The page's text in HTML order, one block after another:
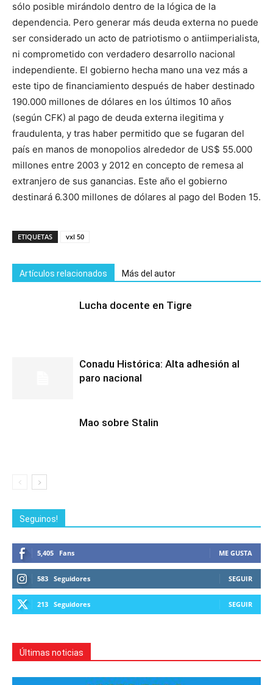
sólo posible mirándolo dentro de la lógica de la
dependencia. Pero generar más deuda externa no puede
ser considerado un acto de patriotismo o antiimperialista,
ni comprometido con verdadero desarrollo nacional
independiente. El gobierno hecha mano una vez más a
este tipo de financiamiento después de haber destinado
190.000 millones de dólares en los últimos 10 años
(según CFK) al pago de deuda externa ilegitima y
fraudulenta, y tras haber permitido que se fugaran del
país en manos de monopolios alrededor de US$ 55.000
millones entre 2003 y 2012 en concepto de remesa al
extranjero de sus ganancias. Este año el gobierno
destinará 6.300 millones de dólares al pago del Boden 15.
ETIQUETAS vxl 50
Artículos relacionados Más del autor
Lucha docente en Tigre
Conadu Histórica: Alta adhesión al
paro nacional
Mao sobre Stalin
Seguinos!
5,405 Fans ME GUSTA
583 Seguidores SEGUIR
213 Seguidores SEGUIR
Últimas noticias